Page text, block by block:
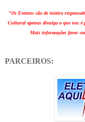
"Os Eventos são de inteira
Cultural apenas divulga o que nos é
Mais informações favor
PARCEIROS: